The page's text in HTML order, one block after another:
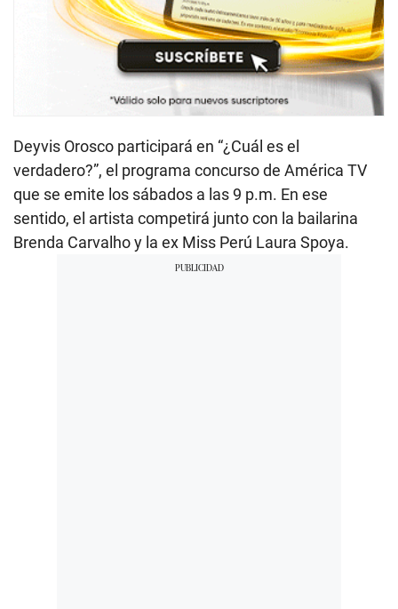
Deyvis Orosco participará en “¿Cuál es el
verdadero?”, el programa concurso de América TV
que se emite los sábados a las 9 p.m. En ese
sentido, el artista competirá junto con la bailarina
Brenda Carvalho y la ex Miss Perú Laura Spoya.